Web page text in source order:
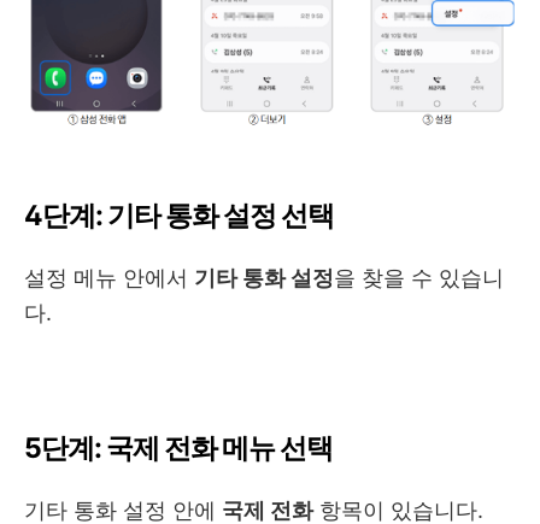
4단계: 기타 통화 설정 선택
설정 메뉴 안에서 기타 통화 설정을 찾을 수 있습니
다.
5단계: 국제 전화 메뉴 선택
기타 통화 설정 안에 국제 전화항목이 있습니다.